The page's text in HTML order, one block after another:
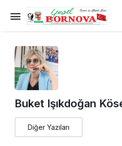
Buket Işıkdoğan
Diğer Yazıları
İNSAN